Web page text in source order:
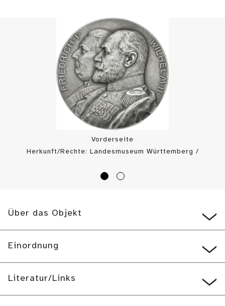
Vorderseite
Herkunft/Rechte: Landesmuseum Württemberg /
Über das Objekt
Einordnung
Literatur/Links